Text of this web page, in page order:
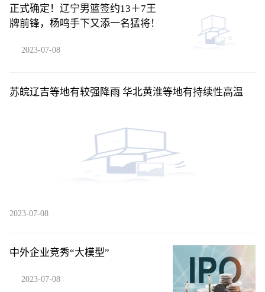
正式确定！辽宁男篮签约13＋7王
牌前锋，杨鸣手下又添一名猛将！
2023-07-08
苏皖辽吉等地有较强降雨 华北黄淮等地有持续性高温
2023-07-08
中外企业竞秀“大模型”
2023-07-08